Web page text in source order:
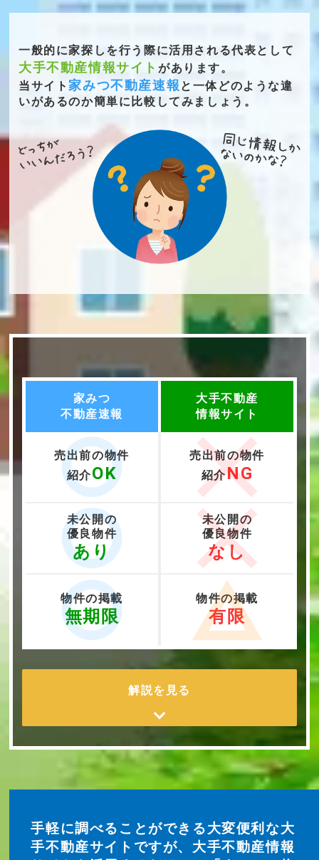
一般的に家探しを行う際に活用される代表として
大手不動産情報サイトがあります。
当サイト家みつ不動産速報 と一体どのような違
いがあるのか簡単に比較してみましょう。
家みつ
不動産速報
大手不動産
情報サイト
売出前の物件
紹介OK
売出前の物件
紹介NG
未公開の
優良物件
あり
未公開の
優良物件
なし
物件の掲載
無期限
物件の掲載
有限
解説を見る
手軽に調べることができる大変便利な大
手不動産サイトですが、大手不動産情報